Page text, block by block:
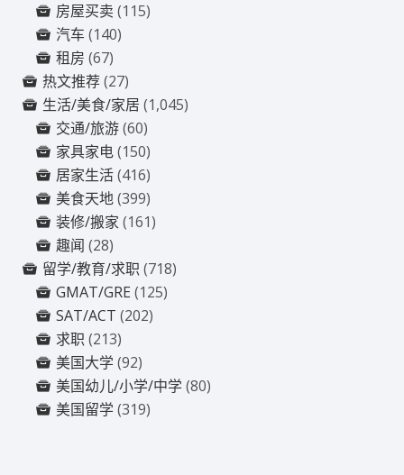
房屋买卖 (115)
汽车 (140)
租房 (67)
热文推荐(27)
生活/美食/家居 (1,045)
交通/旅游(60)
家具家电(150)
居家生活(416)
美食天地(399)
装修/搬家 (161)
趣闻 (28)
留学/教育/求职 (718)
GMAT/GRE (125)
SAT/ACT (202)
求职 (213)
美国大学(92)
美国幼儿/小学/中学(80)
美国留学(319)